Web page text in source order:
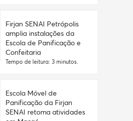
Firjan SENAI Petrópolis
amplia instalações da
Escola de Panificação e
Confeitaria
Tempo de leitura: 3 minutos.
Escola Móvel de
Panificação da Firjan
SENAI retoma atividades